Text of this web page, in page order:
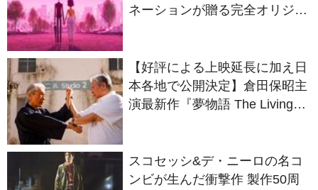
ネーションが贈る完全オリジナ
【好評による上映延長に加え日
本各地で公開決定】倉田保昭主
演最新作『夢物語 The Living
スコセッシ&デ・ニーロの名コ
ンビが生んだ衝撃作 製作50周